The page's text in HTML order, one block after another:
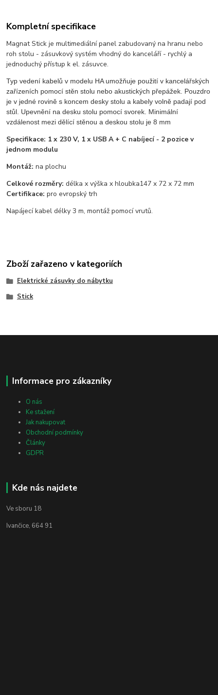
Kompletní specifikace
Magnat Stick je multimediální panel zabudovaný na hranu nebo
roh stolu - zásuvkový systém vhodný do kanceláří - rychlý a
jednoduchý přístup k el. zásuvce.
Typ vedení kabelů v modelu HA umožňuje použití v kancelářských
zařízeních pomocí stěn stolu nebo akustických přepážek. Pouzdro
je v jedné rovině s koncem desky stolu a kabely volně padají pod
stůl. Upevnění na desku stolu pomocí svorek. Minimální
vzdálenost mezi dělící stěnou a deskou stolu je 8 mm
Specifikace: 1 x 230 V, 1 x USB A + C nabíjecí - 2 pozice v
jednom modulu
Montáž: na plochu
Celkové rozměry:délka x výška x hloubka147 x 72 x 72 mm
Certifikace: pro evropský trh
Napájecí kabel délky 3 m, montáž pomocí vrutů.
Zboží zařazeno v kategoriích
Elektrické zásuvky do nábytku
Stick
Informace pro zákazníky
O nás
Ke stažení
Jak nakupovat
Obchodní podmínky
Články
GDPR
Kde nás najdete
Ve sboru 18
Ivančice, 664 91